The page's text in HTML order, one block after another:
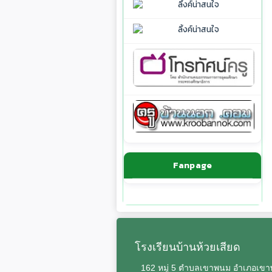
Fanpage
โรงเรียนบ้านห้วยเสียด
162 หมู่ 5 ตำบลเขาพนม อำเภอเข